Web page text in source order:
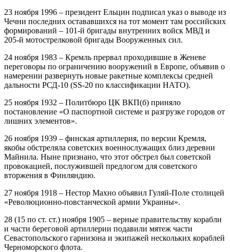
23 ноября 1996 – президент Ельцин подписал указ о выводе из
Чечни последних остававшихся на тот момент там российских
формирований – 101-й бригады внутренних войск МВД и
205-й мотострелковой бригады Вооруженных сил.
24 ноября 1983 – Кремль прервал проходившие в Женеве
переговоры по ограничению вооружений в Европе, объявив о
намерении развернуть новые ракетные комплексы средней
дальности РСД-10 (SS-20 по классификации НАТО).
25 ноября 1932 – Политбюро ЦК ВКП(б) приняло
постановление «О паспортной системе и разгрузке городов от
лишних элементов».
26 ноября 1939 – финская артиллерия, по версии Кремля,
якобы обстреляла советских военнослужащих близ деревни
Майнила. Ныне признано, что этот обстрел был советской
провокацией, послужившей предлогом для советского
вторжения в Финляндию.
27 ноября 1918 – Нестор Махно объявил Гуляй-Поле столицей
«Революционно-повстанческой армии Украины».
28 (15 по ст. ст.) ноября 1905 – верные правительству корабли
и части береговой артиллерии подавили мятеж части
Севастопольского гарнизона и экипажей нескольких кораблей
Черноморского флота.